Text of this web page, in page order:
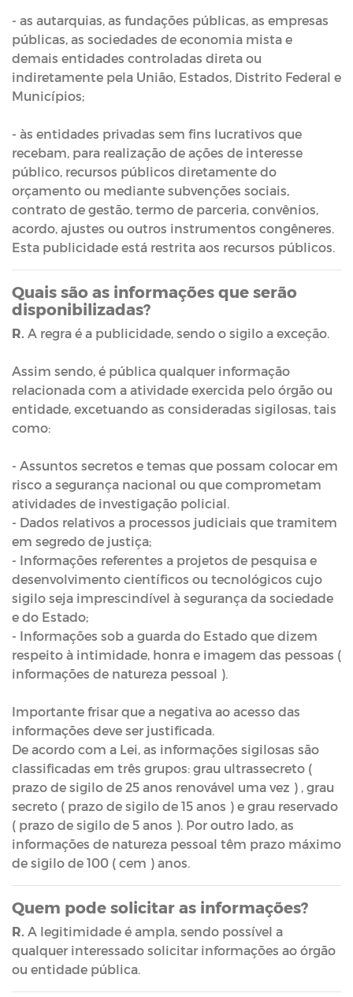
- as autarquias, as fundações públicas, as empresas
públicas, as sociedades de economia mista e
demais entidades controladas direta ou
indiretamente pela União, Estados, Distrito Federal e
Municípios;
- às entidades privadas sem fins lucrativos que
recebam, para realização de ações de interesse
público, recursos públicos diretamente do
orçamento ou mediante subvenções sociais,
contrato de gestão, termo de parceria, convênios,
acordo, ajustes ou outros instrumentos congêneres.
Esta publicidade está restrita aos recursos públicos.
Quais são as informações que serão
disponibilizadas?
R. A regra é a publicidade, sendo o sigilo a exceção.
Assim sendo, é pública qualquer informação
relacionada com a atividade exercida pelo órgão ou
entidade, excetuando as consideradas sigilosas, tais
como:
- Assuntos secretos e temas que possam colocar em
risco a segurança nacional ou que comprometam
atividades de investigação policial.
- Dados relativos a processos judiciais que tramitem
em segredo de justiça;
- Informações referentes a projetos de pesquisa e
desenvolvimento científicos ou tecnológicos cujo
sigilo seja imprescindível à segurança da sociedade
e do Estado;
- Informações sob a guarda do Estado que dizem
respeito à intimidade, honra e imagem das pessoas (
informações de natureza pessoal ).
Importante frisar que a negativa ao acesso das
informações deve ser justificada.
De acordo com a Lei, as informações sigilosas são
classificadas em três grupos: grau ultrassecreto (
prazo de sigilo de 25 anos renovável uma vez ) , grau
secreto ( prazo de sigilo de 15 anos ) e grau reservado
( prazo de sigilo de 5 anos ). Por outro lado, as
informações de natureza pessoal têm prazo máximo
de sigilo de 100 ( cem ) anos.
Quem pode solicitar as informações?
R. A legitimidade é ampla, sendo possível a
qualquer interessado solicitar informações ao órgão
ou entidade pública.